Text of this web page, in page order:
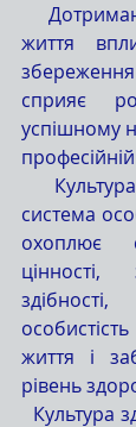
   Дотримання здорового способу
життя
збереження
сприяє
успішному
система
охоплює
життя і
рівень